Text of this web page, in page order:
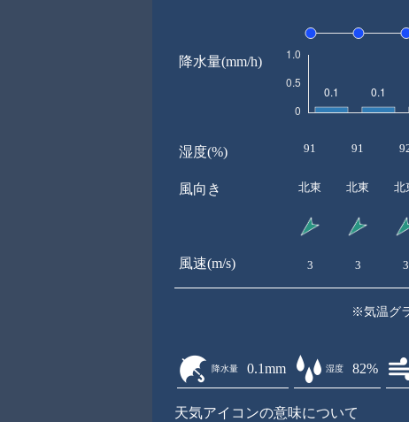
降水量(mm/h)
湿度(%)
風向き
風速(m/s)
91 91
北東 北東 北
3 3 3
※気温グ
降水量 0.1mm 湿度 82%
天気アイコンの意味について